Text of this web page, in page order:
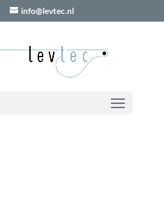
info@levtec.nl